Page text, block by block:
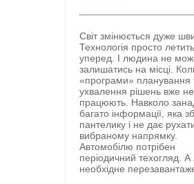
Світ змінюється дуже
Технологія просто летить
уперед. І людина не
залишатись на місці.
«програми» планування
ухвалення рішень вже не
працюють. Навколо
багато інформації, яка
пантелику і не дає
вибраному напрямку.
Автомобілю потрібен
періодичний техогляд. А
необхідне